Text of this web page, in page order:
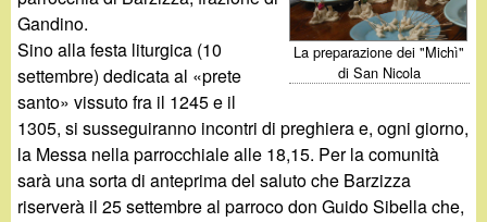
i
n
o
.
a
La preparazione dei "Michì"
di San Nicola
Gandino.
Sino alla festa liturgica (10
settembre) dedicata al «prete
santo» vissuto fra il 1245 e il
1305, si susseguiranno incontri di preghiera e, ogni giorno,
la Messa nella parrocchiale alle 18,15. Per la comunità
sarà una sorta di anteprima del saluto che Barzizza
riserverà il 25 settembre al parroco don Guido Sibella che,